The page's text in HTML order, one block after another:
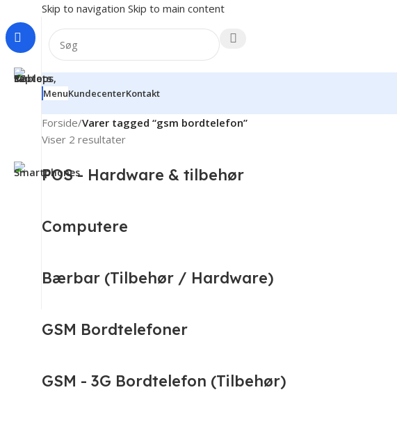
Skip to navigation Skip to main content
MenuKundecenterKontakt
Forside/Varer tagged “gsm bordtelefon”
Viser 2 resultater
POS - Hardware & tilbehør
Computere
Bærbar (Tilbehør / Hardware)
GSM Bordtelefoner
GSM - 3G Bordtelefon (Tilbehør)